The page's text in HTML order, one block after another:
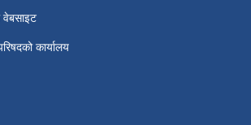
वेबसाइट
कार्यालय